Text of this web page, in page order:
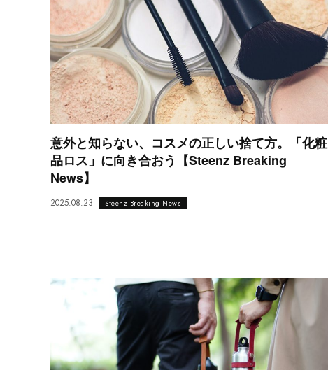
意外と知らない、コスメの正しい捨て方。「化粧
品ロス」に向き合おう【Steenz Breaking
News】
2025.08.23 Steenz Breaking News